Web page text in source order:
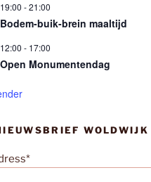
19:00 -21:00
Bodem-buik-brein maaltijd
12:00 - 17:00
Open Monumentendag
WOLDWIJK